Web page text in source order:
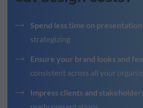
Spend less time on
strategizing
Ensure your brand looks and
consistent across all your
Impress clients and
ready presentations